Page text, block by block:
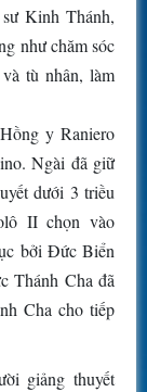
Kinh Thánh,
như chăm sóc
tù nhân, làm
y Raniero
Ngài đã giữ
dưới 3 triều
II chọn vào
bởi Đức Biển
Thánh Cha đã
Cha cho tiếp
giảng thuyết